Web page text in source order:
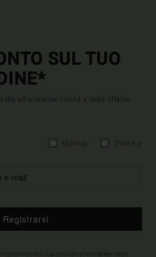
SUL TUO
ultimissime novità e delle offerte
Registrarsi